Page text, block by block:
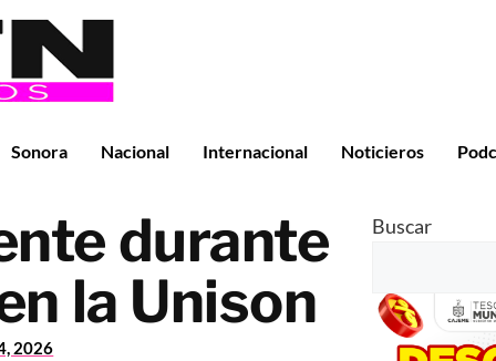
Sonora Nacional Internacional Noticieros
durante
la Unison
2026
Buscar